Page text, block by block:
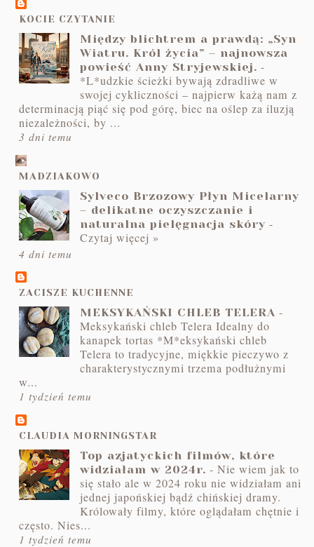
KOCIE CZYTANIE
Między blichtrem a prawdą: „Syn
Wiatru. Król życia” – najnowsza
powieść Anny Stryjewskiej. -
*L*udzkie ścieżki bywają zdradliwe w
swojej cykliczności – najpierw każą nam z
determinacją piąć się pod górę, biec na oślep za iluzją
niezależności, by ...
3 dni temu
MADZIAKOWO
Sylveco Brzozowy Płyn Micelarny
– delikatne oczyszczanie i
naturalna pielęgnacja skóry -
Czytaj więcej »
4 dni temu
ZACISZE KUCHENNE
MEKSYKAŃSKI CHLEB TELERA -
Meksykański chleb Telera Idealny do
kanapek tortas *M*eksykański chleb
Telera to tradycyjne, miękkie pieczywo z
charakterystycznymi trzema podłużnymi
w...
1 tydzień temu
CLAUDIA MORNINGSTAR
Top azjatyckich filmów, które
widziałam w 2024r. -Nie wiem jak to
się stało ale w 2024 roku nie widziałam ani
jednej japońskiej bądź chińskiej dramy.
Królowały filmy, które oglądałam chętnie i
często. Nies...
1 tydzień temu